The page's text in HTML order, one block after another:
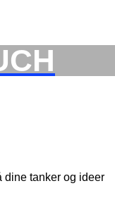
dine tanker og ideer